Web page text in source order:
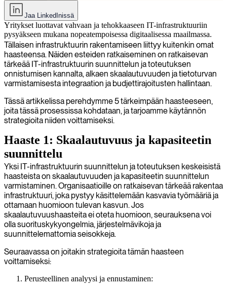
Jaa LinkedInissä
Yritykset luottavat vahvaan ja tehokkaaseen IT-infrastruktuuriin
pysyäkseen mukana nopeatempoisessa digitaalisessa maailmassa.
Tällaisen infrastruktuurin rakentamiseen liittyy kuitenkin omat
haasteensa. Näiden esteiden ratkaiseminen on ratkaisevan
tärkeää IT-infrastruktuurin suunnittelun ja toteutuksen
onnistumisen kannalta, alkaen skaalautuvuuden ja tietoturvan
varmistamisesta integraation ja budjettirajoitusten hallintaan.
Tässä artikkelissa perehdymme 5 tärkeimpään haasteeseen,
joita tässä prosessissa kohdataan, ja tarjoamme käytännön
strategioita niiden voittamiseksi.
Haaste 1: Skaalautuvuus ja kapasiteetin
suunnittelu
Yksi IT-infrastruktuurin suunnittelun ja toteutuksen keskeisistä
haasteista on skaalautuvuuden ja kapasiteetin suunnittelun
varmistaminen. Organisaatioille on ratkaisevan tärkeää rakentaa
infrastruktuuri, joka pystyy käsittelemään kasvavia työmääriä ja
ottamaan huomioon tulevan kasvun. Jos
skaalautuvuushaasteita ei oteta huomioon, seurauksena voi
olla suorituskykyongelmia, järjestelmävikoja ja
suunnittelemattomia seisokkeja.
Seuraavassa on joitakin strategioita tämän haasteen
voittamiseksi:
Perusteellinen analyysi ja ennustaminen: